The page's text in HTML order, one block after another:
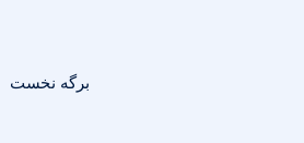
برگه نخست